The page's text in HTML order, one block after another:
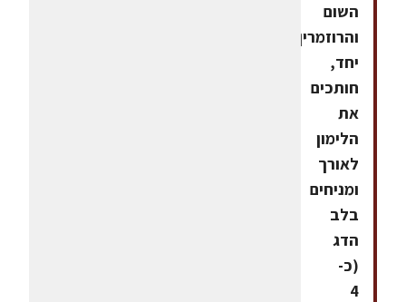
השום
והרוזמרין
יחד,
חותכים
את
הלימון
לאורך
ומניחים
בלב
הדג
(כ-
4